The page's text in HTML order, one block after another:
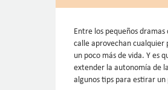
Entre los pequeños
calle aprovechan cualquier
un poco más de vida. Y es
extender la autonomía de
algunos tips para estirar un